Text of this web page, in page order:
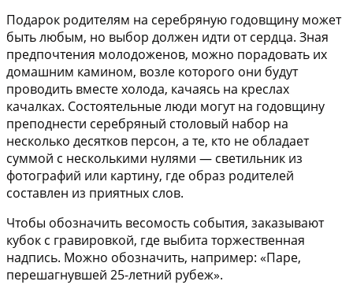
Подарок родителям на серебряную годовщину может
быть любым, но выбор должен идти от сердца. Зная
предпочтения молодоженов, можно порадовать их
домашним камином, возле которого они будут
проводить вместе холода, качаясь на креслах
качалках. Состоятельные люди могут на годовщину
преподнести серебряный столовый набор на
несколько десятков персон, а те, кто не обладает
суммой с несколькими нулями — светильник из
фотографий или картину, где образ родителей
составлен из приятных слов.
Чтобы обозначить весомость события, заказывают
кубок с гравировкой, где выбита торжественная
надпись. Можно обозначить, например: «Паре,
перешагнувшей 25-летний рубеж».